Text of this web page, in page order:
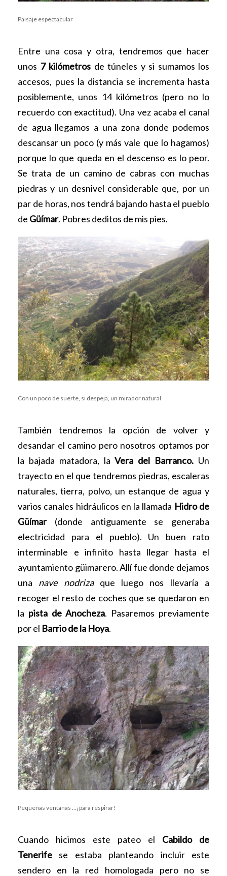
Paisaje espectacular
Entre una cosa y otra, tendremos que hacer
unos 7 kilómetros de túneles y si sumamos los
accesos, pues la distancia se incrementa hasta
posiblemente, unos 14 kilómetros (pero no lo
recuerdo con exactitud). Una vez acaba el canal
de agua llegamos a una zona donde podemos
descansar un poco (y más vale que lo hagamos)
porque lo que queda en el descenso es lo peor.
Se trata de un camino de cabras con muchas
piedras y un desnivel considerable que, por un
par de horas, nos tendrá bajando hasta el pueblo
de Güímar. Pobres deditos de mis pies.
Con un poco de suerte, si despeja, un mirador natural
También tendremos la opción de volver y
desandar el camino pero nosotros optamos por
la bajada matadora, laVera del Barranco. Un
trayecto en el que tendremos piedras, escaleras
naturales, tierra, polvo, un estanque de agua y
varios canales hidráulicos en la llamada Hidro de
Güímar(donde antiguamente se generaba
electricidad para el pueblo). Un buen rato
interminable e infinito hasta llegar hasta el
ayuntamiento güimarero. Allí fue donde dejamos
una nave nodrizaque luego nos llevaría a
recoger el resto de coches que se quedaron en
la pista de Anocheza. Pasaremos previamente
por el Barrio de la Hoya.
Pequeñas ventanas …¡para respirar!
Cuando hicimos este pateo el Cabildo de
Tenerife se estaba planteando incluir este
sendero en la red homologada pero no se